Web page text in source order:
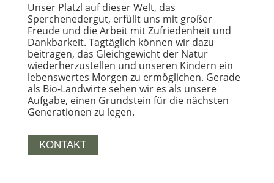
Unser Platzl auf dieser Welt, das
Sperchenedergut, erfüllt uns mit großer
Freude und die Arbeit mit Zufriedenheit und
Dankbarkeit. Tagtäglich können wir dazu
beitragen, das Gleichgewicht der Natur
wiederherzustellen und unseren Kindern ein
lebenswertes Morgen zu ermöglichen. Gerade
als Bio-Landwirte sehen wir es als unsere
Aufgabe, einen Grundstein für die nächsten
Generationen zu legen.
KONTAKT